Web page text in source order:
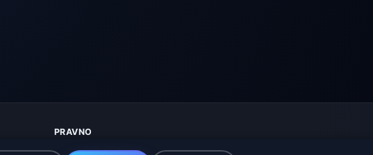
PRAVNO
Zaštita privatnosti